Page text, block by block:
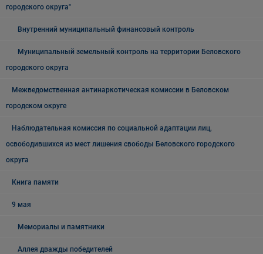
городского округа"
Внутренний муниципальный финансовый контроль
Муниципальный земельный контроль на территории Беловского
городского округа
Межведомственная антинаркотическая комиссии в Беловском
городском округе
Наблюдательная комиссия по социальной адаптации лиц,
освободившихся из мест лишения свободы Беловского городского
округа
Книга памяти
9 мая
Мемориалы и памятники
Аллея дважды победителей